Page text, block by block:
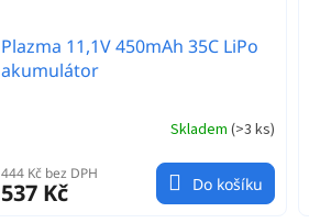
Plazma 11,1V 450mAh 35C LiPo
akumulátor
Skladem (>3 ks)
444 Kč bez DPH
537 Kč Do košíku